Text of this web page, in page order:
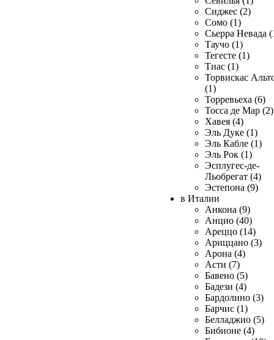
Сиджес (2)
Сомо (1)
Сьерра Невада
Таучо (1)
Тегесте (1)
Тиас (1)
Торвискас
(1)
Торревьеха (6)
Тосса де Мар (2)
Хавея (4)
Эль Дуке (1)
Эль Кабле (1)
Эль Рок (1)
Эсплугес-де-
Льобрегат (4)
Эстепона (9)
в Италии
Анкона (9)
Анцио (40)
Ареццо (14)
Ариццано (3)
Арона (4)
Асти (7)
Бавено (5)
Бадези (4)
Бардолино (3)
Барчис (1)
Белладжио (5)
Бибионе (4)